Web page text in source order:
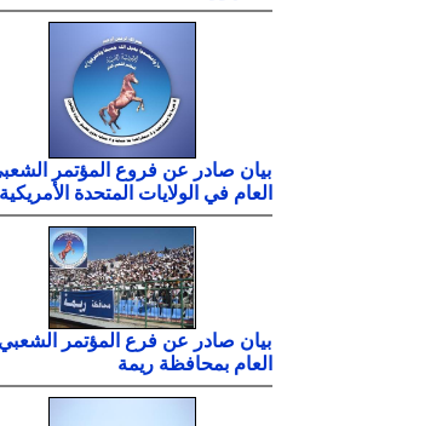
بيان صادر عن فروع المؤتمر
العام في الولايات المتحدة الأمريكية
بيان صادر عن فرع المؤتمر الشعبي
العام بمحافظة ريمة